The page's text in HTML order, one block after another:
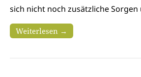
sich nicht noch zusätzliche
Weiterlesen →